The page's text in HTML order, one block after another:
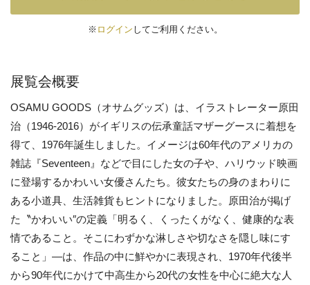
※ ログイン してご利用ください。
展覧会概要
OSAMU GOODS（オサムグッズ）は、イラストレーター原田
治（1946-2016）がイギリスの伝承童話マザーグースに着想を
得て、1976年誕生しました。イメージは60年代のアメリカの
雑誌『Seventeen』などで目にした女の子や、ハリウッド映画
に登場するかわいい女優さんたち。彼女たちの身のまわりに
ある小道具、生活雑貨もヒントになりました。原田治が掲げ
た〝かわいい″の定義「明るく、くったくがなく、健康的な表
情であること。そこにわずかな淋しさや切なさを隠し味にす
ること」―は、作品の中に鮮やかに表現され、1970年代後半
から90年代にかけて中高生から20代の女性を中心に絶大な人